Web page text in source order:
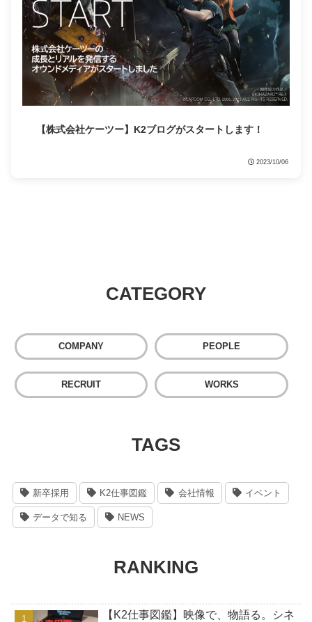
【株式会社ケーツー】K2ブログがスタートします！
2023/10/06
CATEGORY
COMPANY PEOPLE
RECRUIT WORKS
TAGS
新卒採用 K2仕事図鑑 会社情報 イベント
データで知る NEWS
RANKING
【K2仕事図鑑】映像で、物語る。シネ